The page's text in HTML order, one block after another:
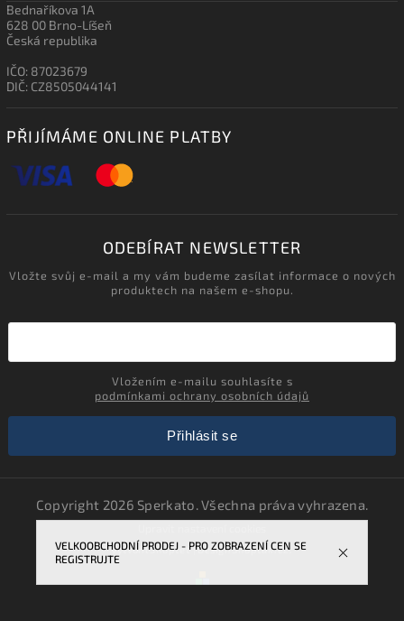
VELKOOBCHODNÍ PRODEJ - PRO ZOBRAZENÍ CEN SE
REGISTRUJTE
Bednaříkova 1A
628 00 Brno-Líšeň
Česká republika
IČO: 87023679
DIČ: CZ8505044141
PŘIJÍMÁME ONLINE PLATBY
ODEBÍRAT NEWSLETTER
Vložte svůj e-mail a my vám budeme zasílat informace o nových
produktech na našem e-shopu.
podmínkami ochrany osobních údajů
Přihlásit se
Copyright 2026 Sperkato. Všechna práva vyhrazena.
VytvořilShoptet| DesignShoptak.cz.